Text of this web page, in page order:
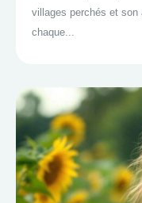
villages perchés et
chaque...